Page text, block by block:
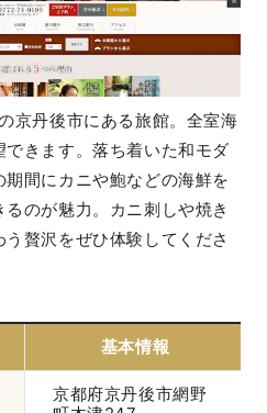
京丹後市にある旅館。全室海
きます。落ち着いた和モダ
間にカニや鮑などの海鮮を
のが魅力。カニ刺しや焼き
贅沢をぜひ体験してくださ
基本情報
京都府京丹後市網野